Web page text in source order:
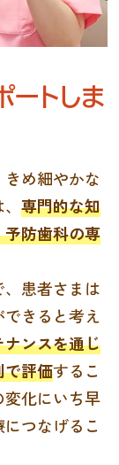
トしま
め細やかな
専門的な知
防歯科の専
患者さまは
きると考え
ンスを通じ
で評価するこ
化にいち早
つなげるこ